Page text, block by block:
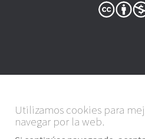
Utilizamos cookies para
navegar por la web.